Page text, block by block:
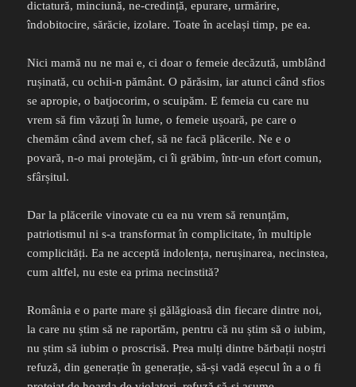
dictatură, minciună, ne-credință, epurare, urmărire,
îndobitocire, sărăcie, izolare. Toate în același timp, pe ea.
Nici mamă nu ne mai e, ci doar o femeie decăzută, umblând
rușinată, cu ochii-n pământ. O părăsim, iar atunci când sfios
se apropie, o batjocorim, o scuipăm. E femeia cu care nu
vrem să fim văzuți în lume, o femeie ușoară, pe care o
chemăm când avem chef, să ne facă plăcerile. Ne e o
povară, n-o mai protejăm, ci îi grăbim, într-un efort comun,
sfârșitul.
Dar la plăcerile vinovate cu ea nu vrem să renunțăm,
patriotismul ni s-a transformat în complicitate, în multiple
complicități. Ea ne acceptă indolența, nerușinarea, necinstea,
cum altfel, nu este ea prima necinstită?
România e o parte mare și gălăgioasă din fiecare dintre noi,
la care nu știm să ne raportăm, pentru că nu știm să o iubim,
nu știm să iubim o proscrisă. Prea mulți dintre bărbații noștri
refuză, din generație în generație, să-și vadă eșecul în a o fi